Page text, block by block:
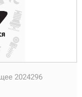
2024296